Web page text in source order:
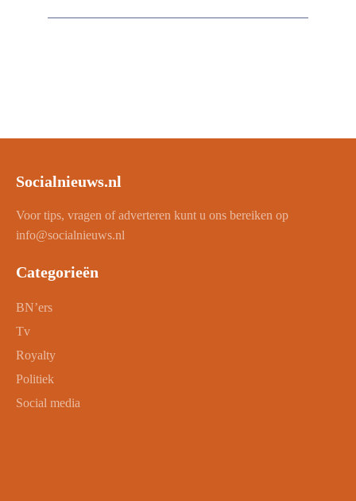
Socialnieuws.nl
Voor tips, vragen of adverteren kunt u ons bereiken op
info@socialnieuws.nl
Categorieën
BN’ers
Tv
Royalty
Politiek
Social media